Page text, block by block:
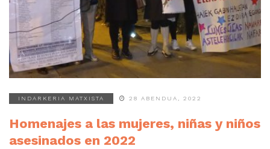
INDARKERIA MATXISTA 28 ABENDUA, 2022
Homenajes a las mujeres, niñas y niños
asesinados en 2022